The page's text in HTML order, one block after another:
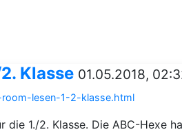
Klasse 01.05.2018,
lesen-1-2-klasse.html
1./2. Klasse. Die ABC-Hexe